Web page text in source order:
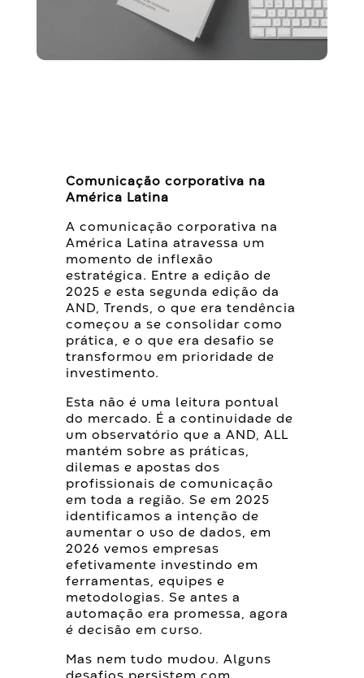
Comunicação corporativa na
América Latina
A comunicação corporativa na
América Latina atravessa um
momento de inflexão
estratégica. Entre a edição de
2025 e esta segunda edição da
AND, Trends, o que era tendência
começou a se consolidar como
prática, e o que era desafio se
transformou em prioridade de
investimento.
Esta não é uma leitura pontual
do mercado. É a continuidade de
um observatório que a AND, ALL
mantém sobre as práticas,
dilemas e apostas dos
profissionais de comunicação
em toda a região. Se em 2025
identificamos a intenção de
aumentar o uso de dados, em
2026 vemos empresas
efetivamente investindo em
ferramentas, equipes e
metodologias. Se antes a
automação era promessa, agora
é decisão em curso.
Mas nem tudo mudou. Alguns